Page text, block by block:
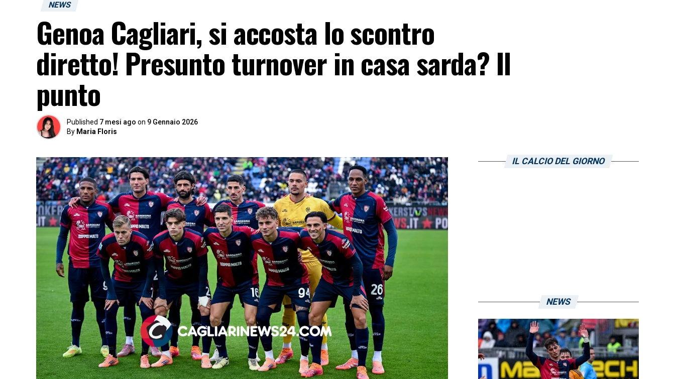
NEWS
Genoa Cagliari, si accosta lo scontro
diretto! Presunto turnover in casa sarda? Il
punto
Published 7 mesi ago on 9 Gennaio 2026
By Maria Floris
IL CALCIO DEL GIORNO
NEWS